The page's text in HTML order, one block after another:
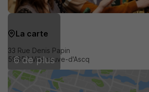
6 de plus
La carte
33 Rue Denis Papin
59650 Villeneuve-d'Ascq